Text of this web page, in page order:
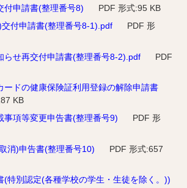
付申請書(整理番号8)
PDF 形式:95 KB
付申請書(整理番号8-1).pdf
PDF 形
らせ再交付申請書(整理番号8-2).pdf
PDF
ードの健康保険証利用登録の解除申請書
KB
事項等変更申告書(整理番号9)
PDF 形
消)申告書(整理番号10)
PDF 形式:657
(特別認定(各種学校の学生・生徒を除く。))